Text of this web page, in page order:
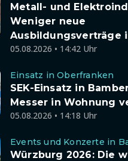
Metall- und
Weniger neue
Ausbildungsverträge
05.08.2026 • 14:42 Uhr
Einsatz in Oberfranken
SEK-Einsatz in
Messer in Wohnung
05.08.2026 • 14:18 Uhr
Events und Konzerte in
Würzburg 2026: Die